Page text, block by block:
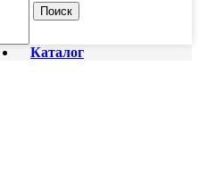
Поиск
Каталог